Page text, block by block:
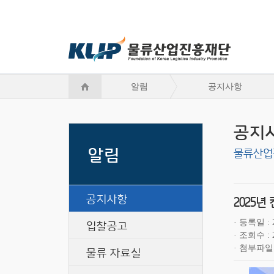
알림 공지사항
알림
공지사항
입찰공고
물류 자료실
공지
물류산
2025년
등록일
조회수
첨부파일